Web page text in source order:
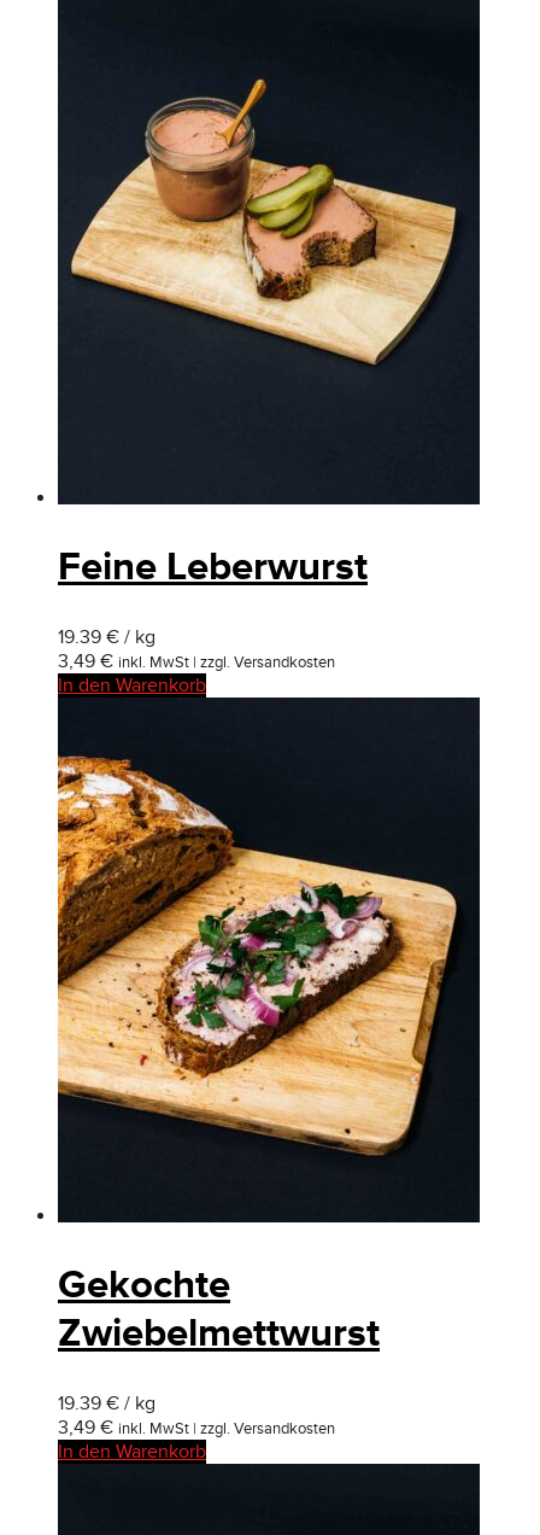
Feine Leberwurst
19.39 € / kg
3,49 € inkl. MwSt | zzgl. Versandkosten
In den Warenkorb
Gekochte
Zwiebelmettwurst
19.39 € / kg
3,49 € inkl. MwSt | zzgl. Versandkosten
In den Warenkorb